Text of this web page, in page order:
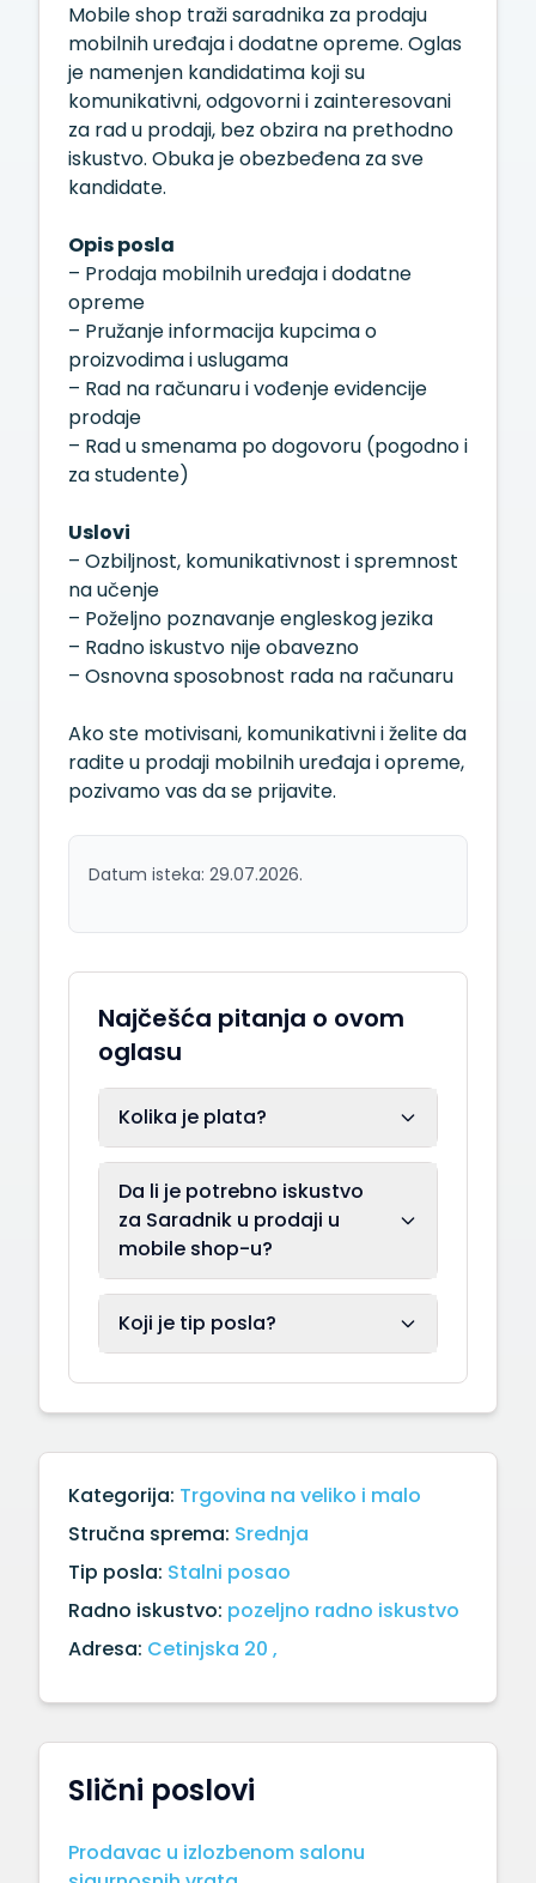
Mobile shop traži saradnika za prodaju
mobilnih uređaja i dodatne opreme. Oglas
je namenjen kandidatima koji su
komunikativni, odgovorni i zainteresovani
za rad u prodaji, bez obzira na prethodno
iskustvo. Obuka je obezbeđena za sve
kandidate.
Opis posla
– Prodaja mobilnih uređaja i dodatne
opreme
– Pružanje informacija kupcima o
proizvodima i uslugama
– Rad na računaru i vođenje evidencije
prodaje
– Rad u smenama po dogovoru (pogodno i
za studente)
Uslovi
– Ozbiljnost, komunikativnost i spremnost
na učenje
– Poželjno poznavanje engleskog jezika
– Radno iskustvo nije obavezno
– Osnovna sposobnost rada na računaru
Ako ste motivisani, komunikativni i želite da
radite u prodaji mobilnih uređaja i opreme,
pozivamo vas da se prijavite.
Datum isteka: 29.07.2026.
Najčešća pitanja o ovom
oglasu
Kolika je plata?
Da li je potrebno iskustvo
za Saradnik u prodaji u
mobile shop-u?
Koji je tip posla?
Slični poslovi
Prodavac u izlozbenom salonu
Kategorija: Trgovina na veliko i malo
Stručna sprema: Srednja
Tip posla: Stalni posao
Radno iskustvo: pozeljno radno iskustvo
Adresa: Cetinjska 20 ,